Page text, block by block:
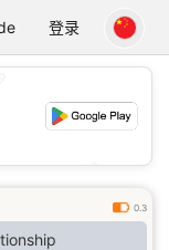
登录
💕
0.3